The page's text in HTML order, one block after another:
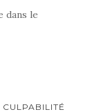
dans le